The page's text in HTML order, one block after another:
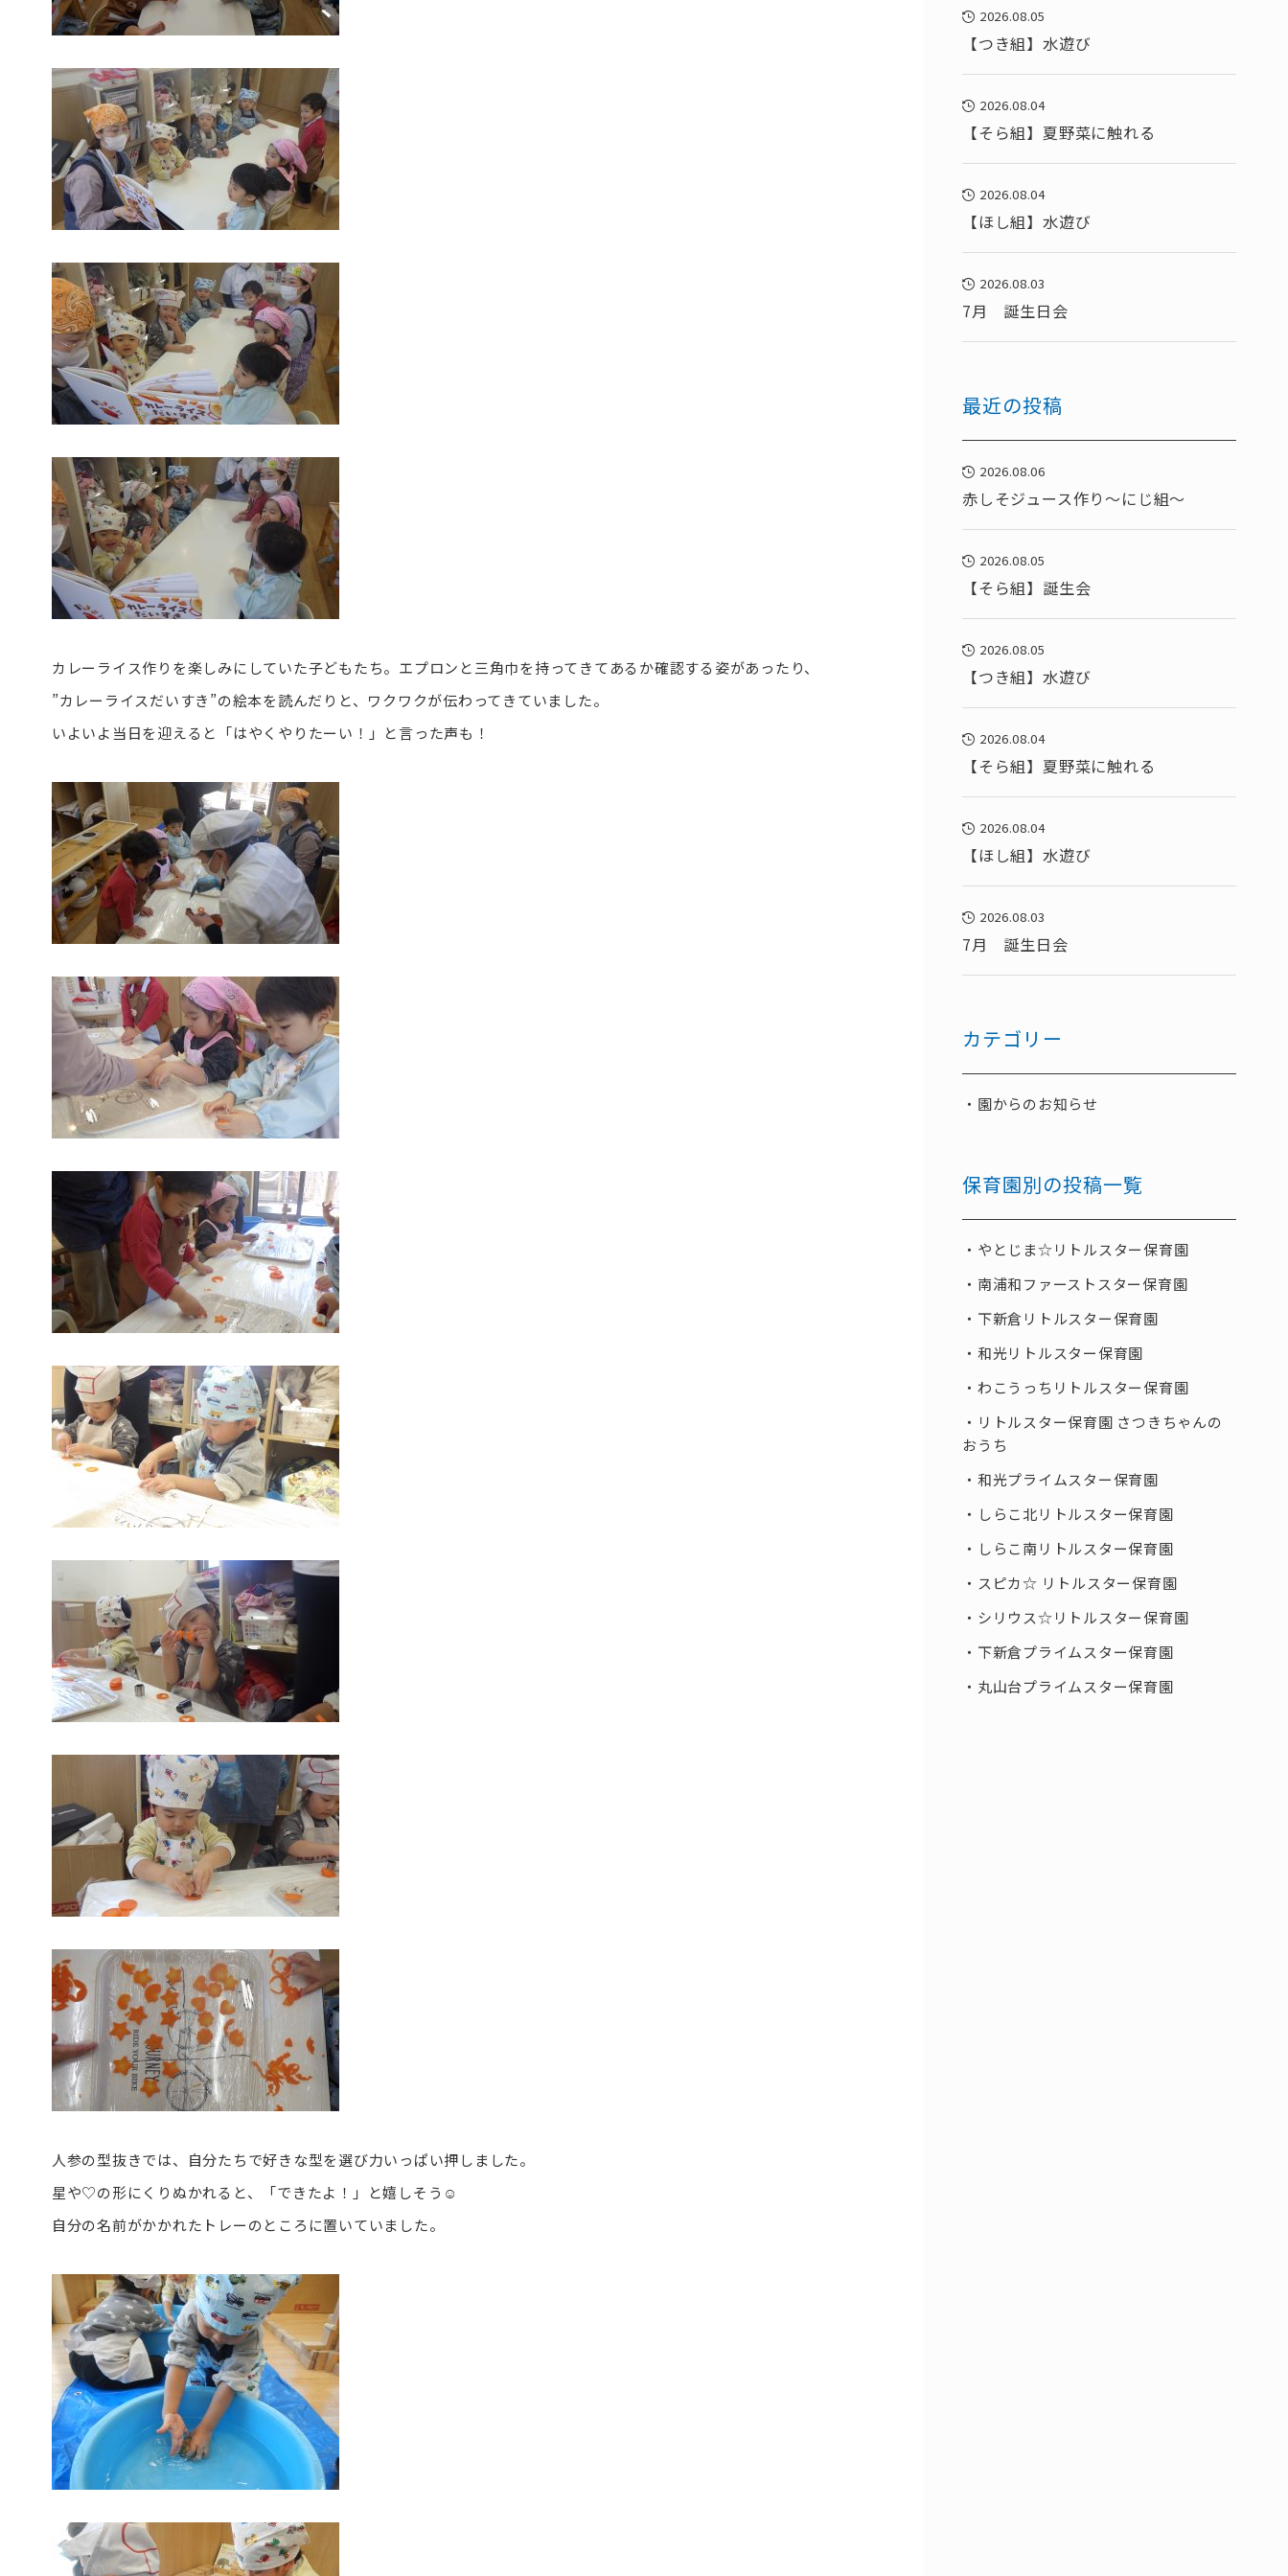
カレーライス作りを楽しみにしていた子どもたち。エプロンと三角巾を持ってきてあるか確認する姿があったり、
”カレーライスだいすき”の絵本を読んだりと、ワクワクが伝わってきていました。
いよいよ当日を迎えると「はやくやりたーい！」と言った声も！
人参の型抜きでは、自分たちで好きな型を選び力いっぱい押しました。
星や♡の形にくりぬかれると、「できたよ！」と嬉しそう☺
自分の名前がかかれたトレーのところに置いていました。
2026.08.05
【つき組】水遊び
2026.08.04
【そら組】夏野菜に触れる
2026.08.04
【ほし組】水遊び
2026.08.03
7月 誕生日会
最近の投稿
2026.08.06
赤しそジュース作り～にじ組～
2026.08.05
【そら組】誕生会
2026.08.05
【つき組】水遊び
2026.08.04
【そら組】夏野菜に触れる
2026.08.04
【ほし組】水遊び
2026.08.03
7月 誕生日会
カテゴリー
園からのお知らせ
保育園別の投稿一覧
やとじま☆リトルスター保育園
南浦和ファーストスター保育園
下新倉リトルスター保育園
和光リトルスター保育園
わこうっちリトルスター保育園
リトルスター保育園 さつきちゃんの
おうち
和光プライムスター保育園
しらこ北リトルスター保育園
しらこ南リトルスター保育園
スピカ☆ リトルスター保育園
シリウス☆リトルスター保育園
下新倉プライムスター保育園
丸山台プライムスター保育園